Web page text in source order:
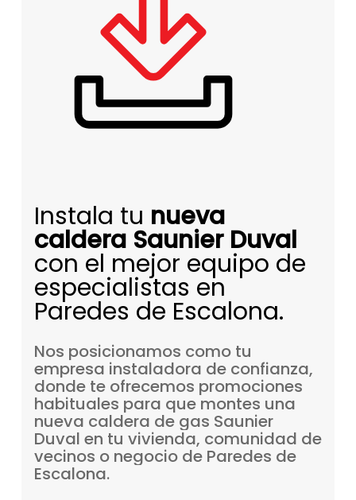
Instala tu nueva
caldera Saunier Duval
con el mejor equipo de
especialistas en
Paredes de Escalona.
Nos posicionamos como tu
empresa instaladora de confianza,
donde te ofrecemos promociones
habituales para que montes una
nueva caldera de gas Saunier
Duval en tu vivienda, comunidad de
vecinos o negocio de Paredes de
Escalona.